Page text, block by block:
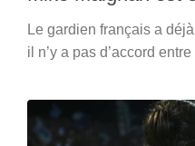
Le gardien français a
il n’y a pas d’accord